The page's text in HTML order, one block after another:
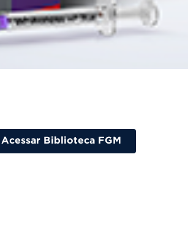
Acessar Biblioteca FGM